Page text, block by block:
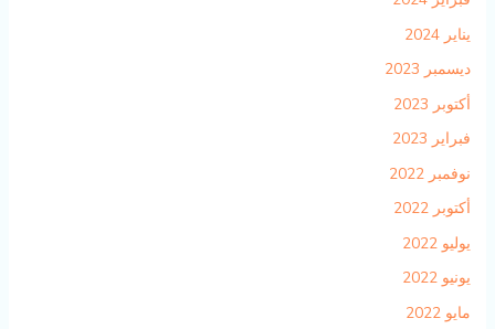
يناير 2024
ديسمبر 2023
أكتوبر 2023
فبراير 2023
نوفمبر 2022
أكتوبر 2022
يوليو 2022
يونيو 2022
مايو 2022